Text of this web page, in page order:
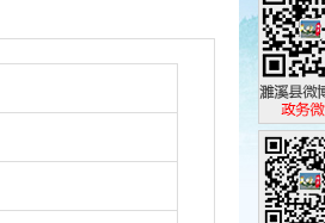
濉溪县政
政务微博